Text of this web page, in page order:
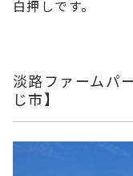
白押しです。
淡路ファームパ
じ市】